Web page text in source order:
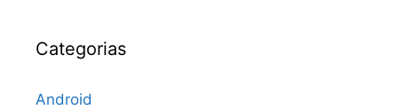
Categorias
Android